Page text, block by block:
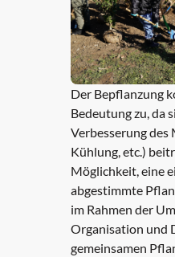
Der Bepflanzung
Bedeutung zu, da
Verbesserung
Kühlung, etc.)
Möglichkeit, eine
abgestimmte
im Rahmen der
Organisation und
gemeinsamen